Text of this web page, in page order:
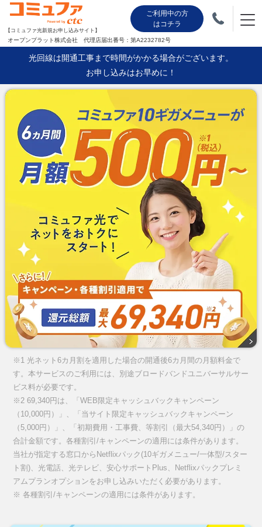
【コミュファ光新規お申し込みサイト】
ご利用中の方
はコチラ
オープンプラット株式会社 代理店届出番号：第A2232782号
光回線は開通工事まで時間がかかる場合がございます。
お申し込みはお早めに！
※1 光ネット6カ月割を適用した場合の開通後6カ月間の月額料金で
す。本サービスのご利用には、別途ブロードバンドユニバーサルサー
ビス料が必要です。
※2 69,340円は、「WEB限定キャッシュバックキャンペーン
（10,000円）」、「当サイト限定キャッシュバックキャンペーン
（5,000円）」、「初期費用・工事費、等割引（最大54,340円）」の
合計金額です。各種割引/キャンペーンの適用には条件があります。
当社が指定する窓口からNetflixパック(10ギガメニュー/一体型/スター
ト割)、光電話、光テレビ、安心サポートPlus、Netflixパックプレミ
アムプランオプションをお申し込みいただく必要があります。
※ 各種割引/キャンペーンの適用には条件があります。